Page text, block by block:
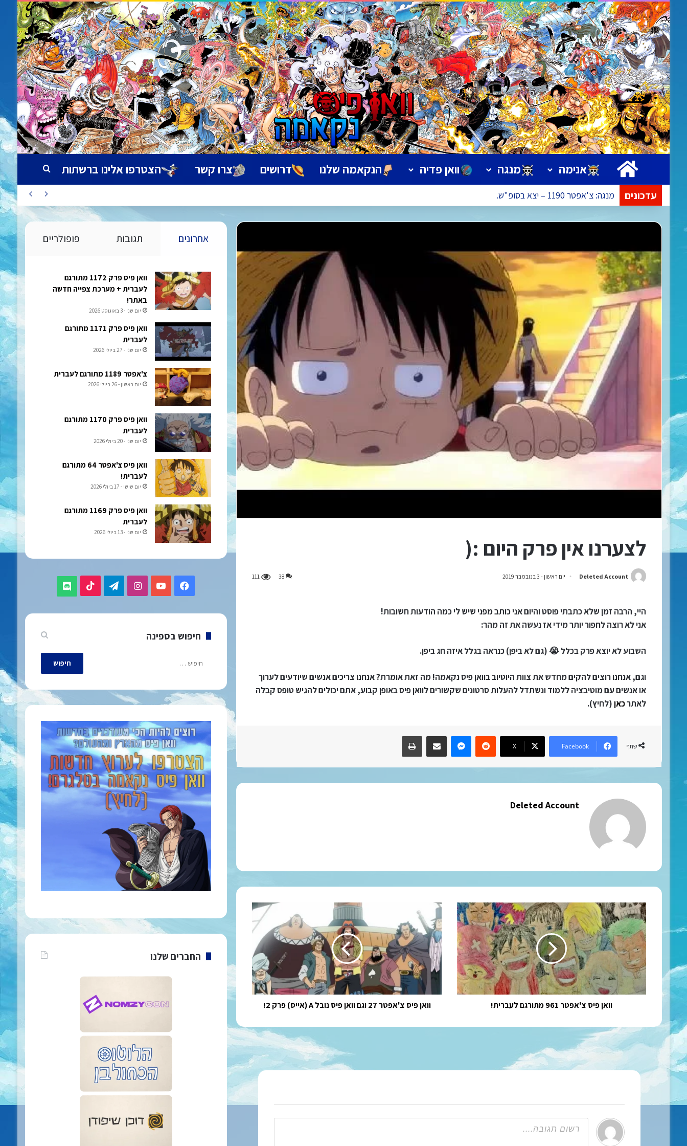
ראשי אנימה מנגה וואן פדיה הנקאמה שלנו דרושים צרו קשר הצטרפו אלינו ברשתות חיפוש עבור
עדכונים אנימה: פרק 1172 – הפרק בעריכה
לצערנו אין פרק היום :(
Deleted Account יום ראשון - 3 בנובמבר 2019 38
111
היי, הרבה זמן שלא כתבתי פוסט והיום אני כותב מפני שיש לי כמה הודעות חשובות!
אני לא רוצה לחפור יותר מידי אז נעשה את זה מהר:
השבוע לא יוצא פרק בכלל 😭 (גם לא ביפן) כנראה בגלל איזה חג ביפן.
וגם, אנחנו רוצים להקים מחדש את צוות היוטיוב בוואן פיס נקאמה! מה זאת אומרת? אנחנו צריכים אנשים שיודעים לערוך
או אנשים עם מוטיבציה ללמוד ונשתדל להעלות סרטונים שקשורים לוואן פיס באופן קבוע, אתם יכולים להגיש טופס קבלה
לאתרכאן(לחיץ).
שתף Facebook
X
Reddit
Messenger
שתף במייל הדפס/י
Deleted Account
וואן
פיס
צ'אפטר
961
מתורגם
לעברית!
וואן פיס צ'אפטר 961 מתורגם לעברית!
וואן
פיס
צ'אפטר
27
וגם
וואן
פיס
נובל
A
(אייס)
2!
וואן פיס צ'אפטר 27 וגם וואן פיס נובל A (אייס) פרק 2!
אחרונים תגובות פופולריים
וואן פיס פרק 1172 מתורגם
לעברית + מערכת צפייה חדשה
באתר!
יום שני - 3 באוגוסט 2026
וואן פיס פרק 1171 מתורגם
לעברית
יום שני - 27 ביולי 2026
צ'אפטר 1189 מתורגם לעברית
יום ראשון - 26 ביולי 2026
וואן פיס פרק 1170 מתורגם
לעברית
יום שני - 20 ביולי 2026
וואן פיס צ'אפטר 64 מתורגם
לעברית!
יום שישי - 17 ביולי 2026
וואן פיס פרק 1169 מתורגם
לעברית
יום שני - 13 ביולי 2026
Facebook
YouTube
Instagram
Telegram
TikTok
Discord
חיפוש בספינה
חיפוש:
החברים שלנו